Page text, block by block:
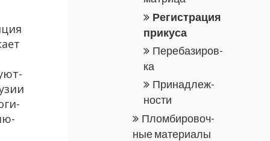
Ре­ги­стра­ция
при­ку­са
Пе­ре­ба­зи­ров­
ка
При­над­леж­
но­сти
Плом­би­ро­воч­
ные ма­те­ри­а­лы